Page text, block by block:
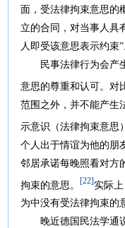
面，受法律拘束意思的
立的合同，对当事人具
人即受该意思表示约束
民事法律行为会产生
意思的尊重和认可。对
范围之外，并不能产生
示意识（法律拘束意思
个人出于情谊为他的朋
邻居承诺每晚照看对方
拘束的意思。 [22] 实际
为中没有受法律拘束的
晚近德国民法学通说